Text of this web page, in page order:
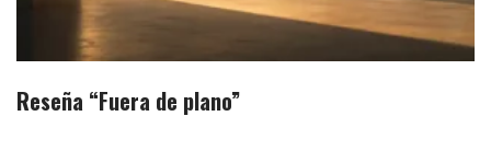
Reseña “Fuera de plano”